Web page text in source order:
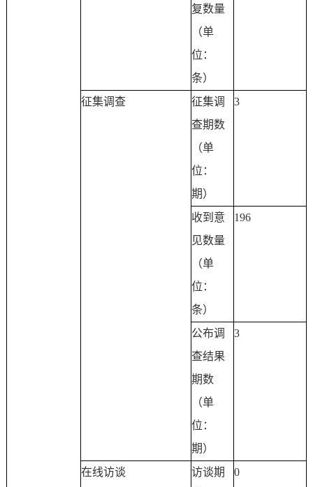
复数量
（单
位：
条）
征集调查
征集调
查期数
（单
位：
期）
3
收到意
见数量
（单
位：
条）
196
公布调
查结果
期数
（单
位：
期）
3
在线访谈
访谈期
0